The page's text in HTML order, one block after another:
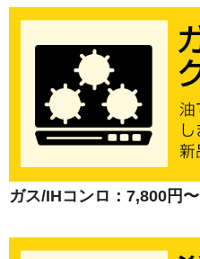
ガス/IHコンロ：7,800円〜